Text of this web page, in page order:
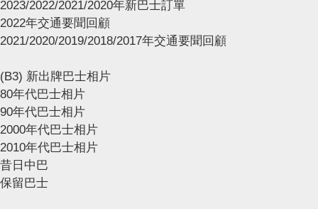
2023/2022/2021/2020年新巴士訂單
2022年交通要聞回顧
2021/2020/2019/2018/2017年交通要聞回顧
(B3) 新出牌巴士相片
80年代巴士相片
90年代巴士相片
2000年代巴士相片
2010年代巴士相片
昔日中巴
保留巴士